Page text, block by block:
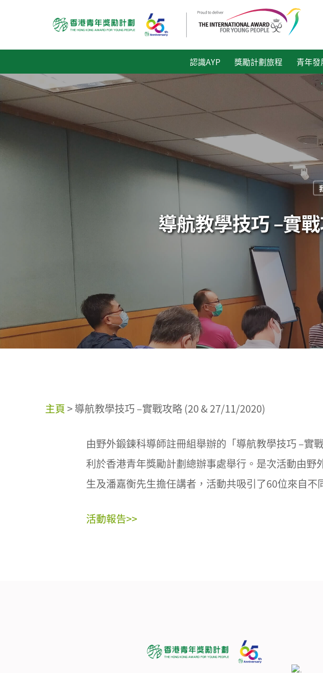
認識AYP 獎勵計劃旅程 青年發
導航教學技巧 –實
主頁>導航教學技巧 –實戰攻略 (20 & 27/11/2020)
由野外鍛鍊科導師註冊組舉辦的「導航教學技巧 –實
利於香港青年獎勵計劃總辦事處舉行。是次活動由
生及潘嘉衡先生擔任講者，活動共吸引了60位來自不
活動報告>>